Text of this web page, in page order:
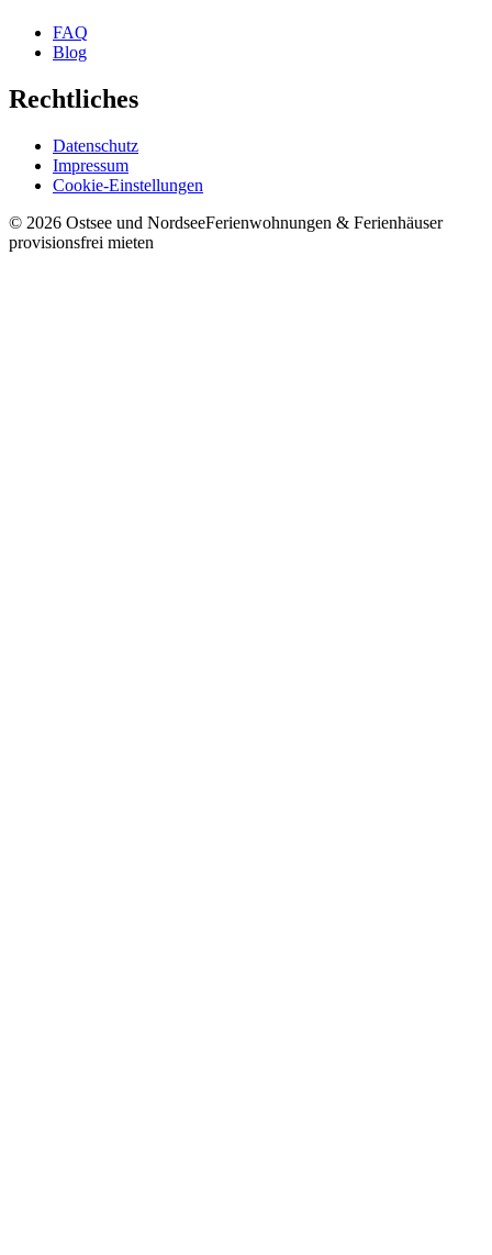
FAQ
Blog
Rechtliches
Datenschutz
Impressum
Cookie-Einstellungen
© 2026 Ostsee und NordseeFerienwohnungen & Ferienhäuser
provisionsfrei mieten